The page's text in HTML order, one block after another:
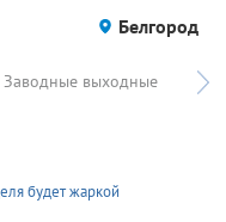
Белгород
Заводные выходные
будет жаркой